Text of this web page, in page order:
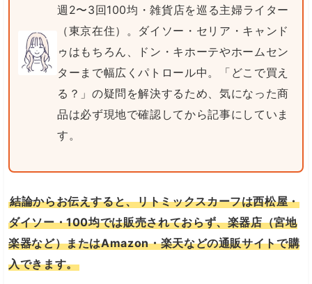
週2〜3回100均・雑貨店を巡る主婦ライター
（東京在住）。ダイソー・セリア・キャンド
ゥはもちろん、ドン・キホーテやホームセン
ターまで幅広くパトロール中。「どこで買え
る？」の疑問を解決するため、気になった商
品は必ず現地で確認してから記事にしていま
す。
結論からお伝えすると、リトミックスカーフは西松屋・
ダイソー・100均では販売されておらず、楽器店（宮地
楽器など）またはAmazon・楽天などの通販サイトで購
入できます。